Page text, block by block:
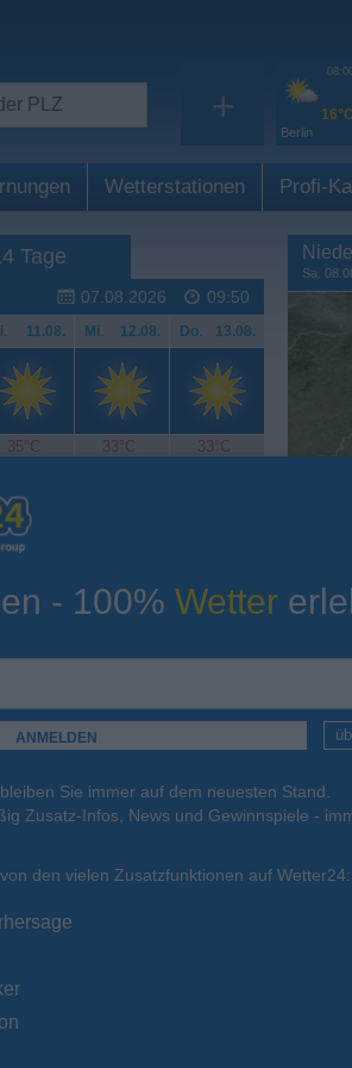
+ 16°C
Berlin
Wetterstationen Profi-
Tage
07.08.2026 09:50
. 11.08. Mi. 12.08. Do. 13.08.
35°C 33°C 33°C
Temperatur
. 18.08. Mi. 19.08. Do. 20.08.
32°C
Sa.
- 100% Wetter
Sie immer auf dem neuesten Stand.
Zusatz-Infos, News und Gewinnspiele -
den vielen Zusatzfunktionen auf Wetter24: